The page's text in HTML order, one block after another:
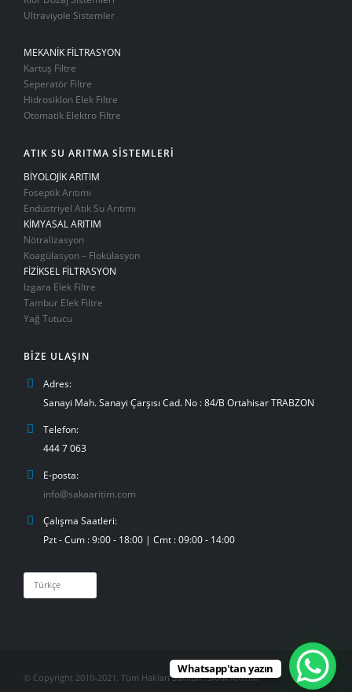
Ultraviyole Sistemler
MEKANİK FİLTRASYON
Kartuş Filtre
Seperatör Filtre
Hidrosiklon Elek Filtre
Otomatik Elektro Filtre
ATIK SU ARITMA SİSTEMLERİ
BİYOLOJİK ARITIM
Foseptik Arıtımı
Endüstriyel Atık Su Arıtımı
KİMYASAL ARITIM
Nötralizasyon
Koagülasyon – Flokülasyon
FİZİKSEL FİLTRASYON
Izgara Elek Filtre
Tambur Elek Filtre
Yağ Tutucu
BIZE ULAŞIN
Adres:
Sanayi Mah. Sanayi Çarşısı Cad. No : 84/B Ortahisar TRABZON
Telefon:
444 7 063
E-posta:
info@sakaaritim.com
Çalışma Saatleri:
Pzt - Cum : 9:00 - 18:00 | Cmt : 09:00 - 14:00
Dil
Seç
© Copyright 2010-2021. Tüm Hakları Saklıdır. SAKA ARITIM
Whatsapp'tan yazın